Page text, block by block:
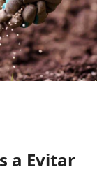
a Evitar